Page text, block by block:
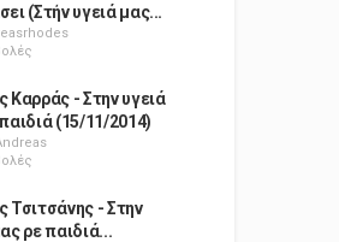
(Στήν υγειά μας...
Καρράς - Στην υγειά
(15/11/2014)
Τσιτσάνης - Στην
ρε παιδιά...